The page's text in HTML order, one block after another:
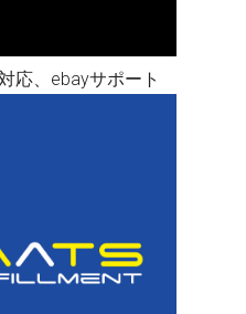
応、ebayサポート